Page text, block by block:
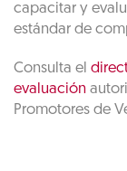
capacitar y
estándar de
Consulta el
evaluación
Promotores de